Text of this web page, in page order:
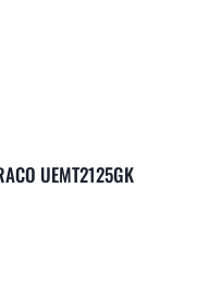
UEMT2125GK